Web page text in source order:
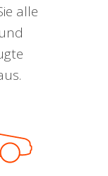
alle